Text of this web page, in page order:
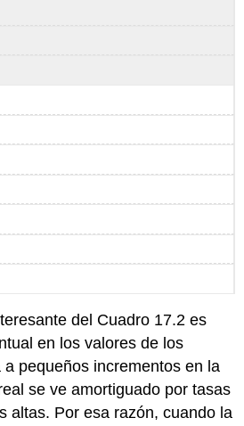
del Cuadro 17.2 es
en los valores de los
pequeños incrementos en la
se ve amortiguado por tasas
altas. Por esa razón, cuando la